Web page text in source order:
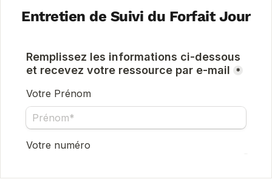
Entretien de Suivi du Forfait Jour